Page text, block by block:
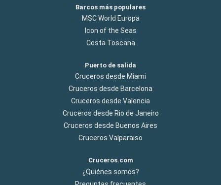
Barcos más populares
MSC World Europa
Icon of the Seas
Costa Toscana
Puerto de salida
Cruceros desde Miami
Cruceros desde Barcelona
Cruceros desde Valencia
Cruceros desde Rio de Janeiro
Cruceros desde Buenos Aires
Cruceros Valparaiso
Cruceros.com
¿Quiénes somos?